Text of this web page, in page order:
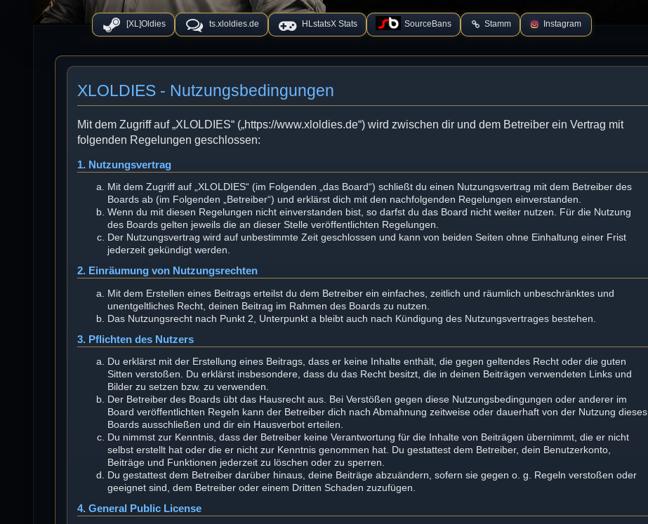
[XL]Oldies ts.xloldies.de HLstatsX Stats SourceBans Stamm Instagram
XLOLDIES - Nutzungsbedingungen
Mit dem Zugriff auf „XLOLDIES“ („https://www.xloldies.de“) wird zwischen dir und dem Betreiber ein Vertrag mit
folgenden Regelungen geschlossen:
1. Nutzungsvertrag
Mit dem Zugriff auf „XLOLDIES“ (im Folgenden „das Board“) schließt du einen Nutzungsvertrag mit dem Betreiber des
Boards ab (im Folgenden „Betreiber“) und erklärst dich mit den nachfolgenden Regelungen einverstanden.
Wenn du mit diesen Regelungen nicht einverstanden bist, so darfst du das Board nicht weiter nutzen. Für die Nutzung
des Boards gelten jeweils die an dieser Stelle veröffentlichten Regelungen.
Der Nutzungsvertrag wird auf unbestimmte Zeit geschlossen und kann von beiden Seiten ohne Einhaltung einer Frist
jederzeit gekündigt werden.
2. Einräumung von Nutzungsrechten
Mit dem Erstellen eines Beitrags erteilst du dem Betreiber ein einfaches, zeitlich und räumlich unbeschränktes und
unentgeltliches Recht, deinen Beitrag im Rahmen des Boards zu nutzen.
Das Nutzungsrecht nach Punkt 2, Unterpunkt a bleibt auch nach Kündigung des Nutzungsvertrages bestehen.
3. Pflichten des Nutzers
Du erklärst mit der Erstellung eines Beitrags, dass er keine Inhalte enthält, die gegen geltendes Recht oder die guten
Sitten verstoßen. Du erklärst insbesondere, dass du das Recht besitzt, die in deinen Beiträgen verwendeten Links und
Bilder zu setzen bzw. zu verwenden.
Der Betreiber des Boards übt das Hausrecht aus. Bei Verstößen gegen diese Nutzungsbedingungen oder anderer im
Board veröffentlichten Regeln kann der Betreiber dich nach Abmahnung zeitweise oder dauerhaft von der Nutzung dieses
Boards ausschließen und dir ein Hausverbot erteilen.
Du nimmst zur Kenntnis, dass der Betreiber keine Verantwortung für die Inhalte von Beiträgen übernimmt, die er nicht
selbst erstellt hat oder die er nicht zur Kenntnis genommen hat. Du gestattest dem Betreiber, dein Benutzerkonto,
Beiträge und Funktionen jederzeit zu löschen oder zu sperren.
Du gestattest dem Betreiber darüber hinaus, deine Beiträge abzuändern, sofern sie gegen o. g. Regeln verstoßen oder
geeignet sind, dem Betreiber oder einem Dritten Schaden zuzufügen.
4. General Public License